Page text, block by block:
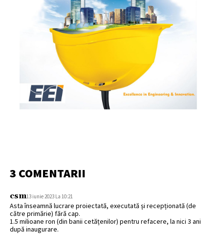
3 COMENTARII
csm13 iunie 2023 La 10:21
Asta înseamnă lucrare proiectată, executată și recepționată (de
către primărie) fără cap.
1.5 milioane ron (din banii cetățenilor) pentru refacere, la nici 3 ani
după inaugurare.